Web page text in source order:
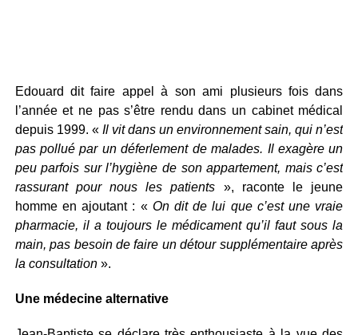
Edouard dit faire appel à son ami plusieurs fois dans
l’année et ne pas s’être rendu dans un cabinet médical
depuis 1999. « Il vit dans un environnement sain, qui n’est
pas pollué par un déferlement de malades. Il exagère un
peu parfois sur l’hygiène de son appartement, mais c’est
rassurant pour nous les patients », raconte le jeune
homme en ajoutant : « On dit de lui que c’est une vraie
pharmacie, il a toujours le médicament qu’il faut sous la
main, pas besoin de faire un détour supplémentaire après
la consultation».
Une médecine alternative